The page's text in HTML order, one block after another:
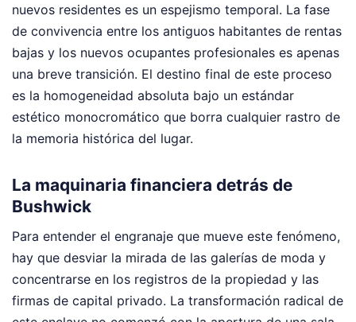
nuevos residentes es un espejismo temporal. La fase
de convivencia entre los antiguos habitantes de rentas
bajas y los nuevos ocupantes profesionales es apenas
una breve transición. El destino final de este proceso
es la homogeneidad absoluta bajo un estándar
estético monocromático que borra cualquier rastro de
la memoria histórica del lugar.
La maquinaria financiera detrás de
Bushwick
Para entender el engranaje que mueve este fenómeno,
hay que desviar la mirada de las galerías de moda y
concentrarse en los registros de la propiedad y las
firmas de capital privado. La transformación radical de